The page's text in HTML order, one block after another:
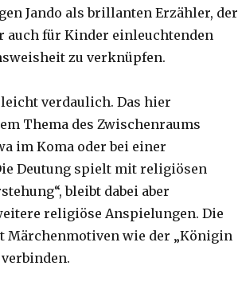
Jando als brillanten Erzähler, der
auch für Kinder einleuchtenden
zu verknüpfen.
verdaulich. Das hier
Thema des Zwischenraums
im Koma oder bei einer
Deutung spielt mit religiösen
bleibt dabei aber
religiöse Anspielungen. Die
Märchenmotiven wie der „Königin